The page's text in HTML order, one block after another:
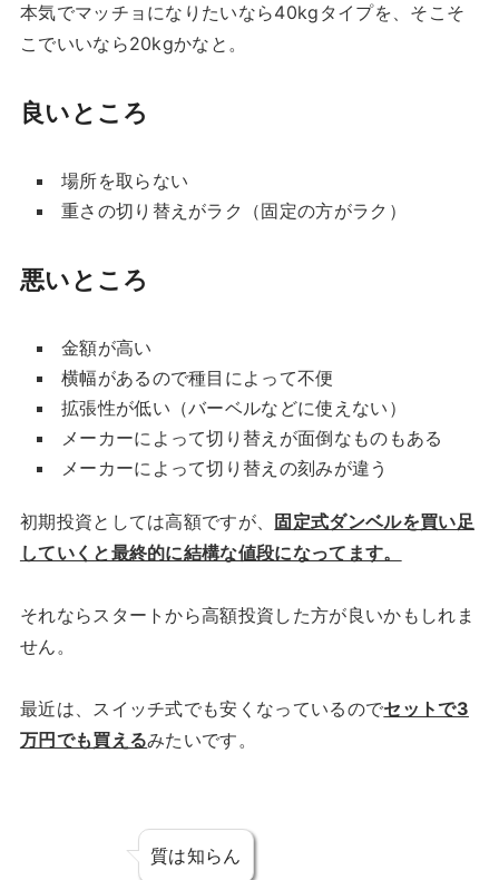
本気でマッチョになりたいなら40kgタイプを、そこそ
こでいいなら20kgかなと。
良いところ
場所を取らない
重さの切り替えがラク（固定の方がラク）
悪いところ
金額が高い
横幅があるので種目によって不便
拡張性が低い（バーベルなどに使えない）
メーカーによって切り替えが面倒なものもある
メーカーによって切り替えの刻みが違う
初期投資としては高額ですが、
固定式ダンベルを買い足
していくと最終的に結構な値段になってます。
それならスタートから高額投資した方が良いかもしれま
せん。
最近は、スイッチ式でも安くなっているのでセットで3
万円でも買えるみたいです。
質は知らん